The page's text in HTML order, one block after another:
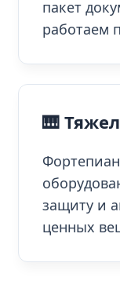
пакет
работаем
🎹
защиту и
ценных